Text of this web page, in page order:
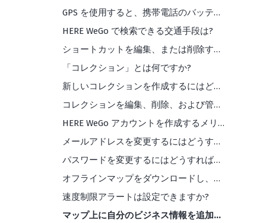
GPS を使用すると、携帯電話のバッテリーの消耗が早くなりますか?
HERE WeGo で検索できる交通手段は?
ショートカットを編集、または削除するにはどうすればよいですか?
「コレクション」とは何ですか?
新しいコレクションを作成するにはどうすればよいですか?
コレクションを編集、削除、および管理するにはどうすればよいですか?
HERE WeGo アカウントを作成するメリットは何ですか?
メールアドレスを変更するにはどうすればよいですか?
パスワードを変更するにはどうすればよいですか?
オフラインマップをダウンロードし、使用するにはどうすればよいですか?
速度制限アラートは設定できますか?
マップ上に自分のビジネス情報を追加／編集するにはどうしたらよいですか？